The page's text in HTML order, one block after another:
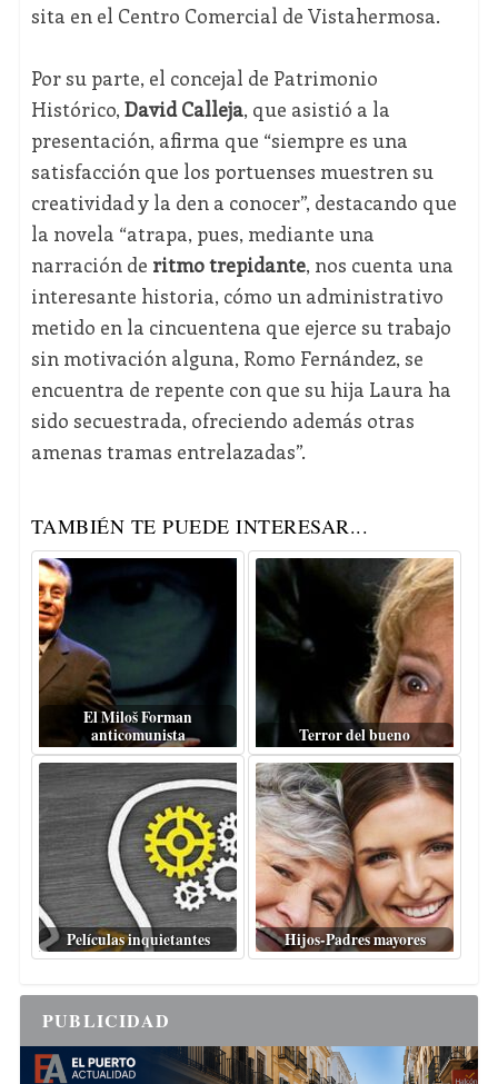
sita en el Centro Comercial de Vistahermosa.
Por su parte, el concejal de Patrimonio
Histórico, David Calleja, que asistió a la
presentación, afirma que “siempre es una
satisfacción que los portuenses muestren su
creatividad y la den a conocer”, destacando que
la novela “atrapa, pues, mediante una
narración de ritmo trepidante, nos cuenta una
interesante historia, cómo un administrativo
metido en la cincuentena que ejerce su trabajo
sin motivación alguna, Romo Fernández, se
encuentra de repente con que su hija Laura ha
sido secuestrada, ofreciendo además otras
amenas tramas entrelazadas”.
TAMBIÉN TE PUEDE INTERESAR...
El Miloš Forman
anticomunista
Terror del bueno
Películas inquietantes Hijos-Padres mayores
PUBLICIDAD